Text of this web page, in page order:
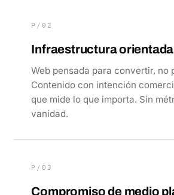
P/02
Infraestructura
Web pensada para convertir, no
Contenido con intención
que mide lo que importa. Sin
vanidad.
P/03
Compromiso de medio